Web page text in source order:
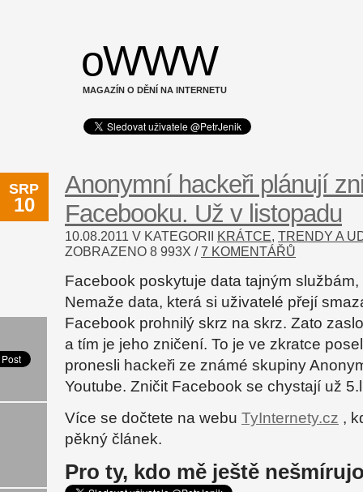
oWWW
MAGAZÍN O DĚNÍ NA INTERNETU
SRP
10
Anonymní hackeři plánují
Facebooku. Už v listopadu
10.08.2011 V KATEGORII KRÁTCE, TRENDY A
ZOBRAZENO 8 993X /7 KOMENTÁŘŮ
Facebook poskytuje data tajným službám,
Nemaže data, která si uživatelé přejí
Facebook prohnilý skrz na skrz. Zato
a tím je jeho zničení. To je ve zkratce
pronesli hackeři ze známé skupiny
Youtube. Zničit Facebook se chystají už
Více se dočtete na webu TyInternety.cz ,
pěkný článek.
Pro ty, kdo mě ještě